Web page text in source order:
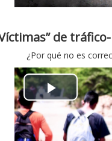
V
i
d
e
o
de
¿Por qué no es
P
l